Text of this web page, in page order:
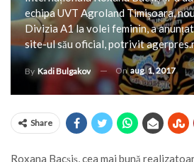
echipa UVT Agroland Timișoara,
Divizia A1 la volei feminin, a
site-ul său oficial, potrivit
By Kadi Bulgakov On aug. 1, 2017
Share
Roxana Bacșiș, cea mai bună